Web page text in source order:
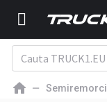
Semiremorci